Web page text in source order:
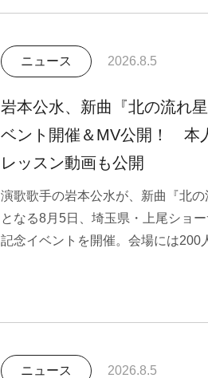
ニュース 2026.8.5
岩本公水、新曲『北の流れ
ベント開催＆MV公開！ 本
レッスン動画も公開
演歌歌手の岩本公水が、新曲『北の
となる8月5日、埼玉県・上尾ショ
記念イベントを開催。会場には200
ニュース 2026.8.5